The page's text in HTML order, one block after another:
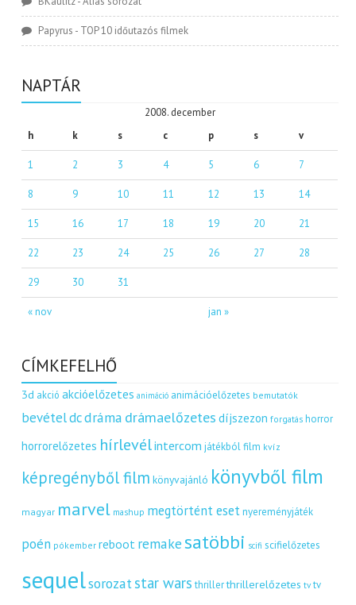
Papyrus - TOP 10 időutazós filmek
NAPTÁR
2008. december
h
k s c p s v
« nov jan »
1 2 3 4 5 6 7
8 9 10 11 12 13 14
15 16 17 18 19 20 21
22 23 24 25 26 27 28
29 30 31
CÍMKEFELHŐ
3d akció akcióelőzetes animáció animációelőzetes bemutatók
bevételdcdráma drámaelőzetes díjszezon forgatás horror
horrorelőzetes hírlevélintercom játékból film kvíz
képregényből film könyvajánló könyvből film
magyar marvel mashup megtörtént eset nyereményjáték
poén pókember reboot remakesatöbbi scifi scifielőzetes
sequelsorozatstar wars thriller thrillerelőzetes tv tv